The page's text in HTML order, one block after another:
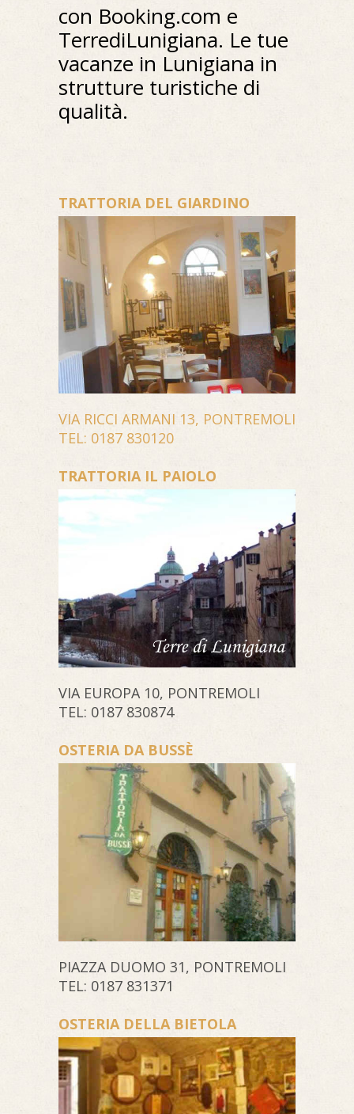
con Booking.com e
TerrediLunigiana. Le tue
vacanze in Lunigiana in
strutture turistiche di
qualità.
TRATTORIA DEL GIARDINO
VIA RICCI ARMANI 13, PONTREMOLI
TEL: 0187 830120
TRATTORIA IL PAIOLO
VIA EUROPA 10, PONTREMOLI
TEL: 0187 830874
OSTERIA DA BUSSÈ
PIAZZA DUOMO 31, PONTREMOLI
TEL: 0187 831371
OSTERIA DELLA BIETOLA